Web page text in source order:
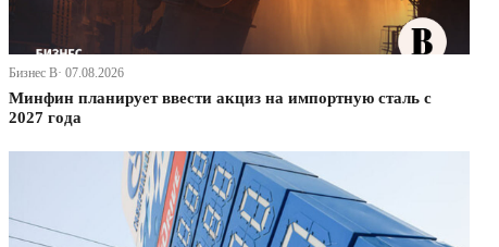
Бизнес В· 07.08.2026
Минфин планирует ввести акциз на импортную сталь с
2027 года